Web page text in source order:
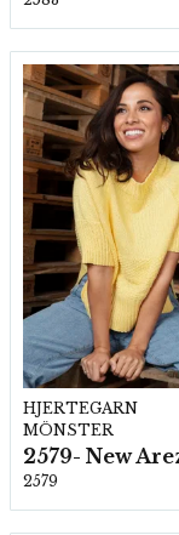
HJERTEGARN
MÖNSTER
2579- New
2579